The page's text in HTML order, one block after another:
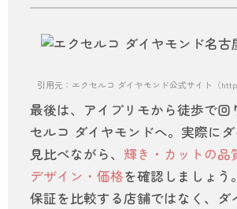
引用元：エクセルコ ダイヤモンド公式サイト（
最後は、アイプリモから徒歩で回
セルコ ダイヤモンドへ。実際に
見比べながら、 輝き・カットの品
デザイン・価格を確認しましょう
保証を比較する店舗ではなく、ダ